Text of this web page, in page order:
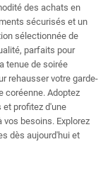
des achats en
sécurisés et un
sélectionnée de
parfaits pour
tenue de soirée
rehausser votre garde-
coréenne. Adoptez
et profitez d'une
vos besoins. Explorez
dès aujourd'hui et